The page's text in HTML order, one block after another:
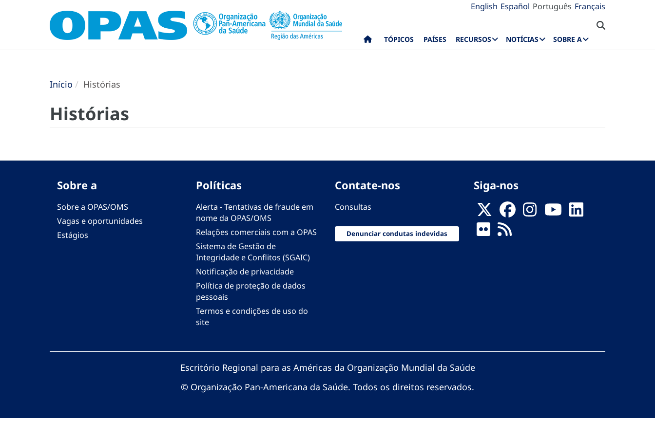
English Español Português Français
TÓPICOS PAÍSES RECURSOS NOTÍCIAS SOBRE A
Início Histórias
Histórias
Sobre a
Sobre a OPAS/OMS
Vagas e oportunidades
Estágios
Políticas
Alerta - Tentativas de fraude em
nome da OPAS/OMS
Relações comerciais com a OPAS
Sistema de Gestão de
Integridade e Conflitos (SGAIC)
Notificação de privacidade
Política de proteção de dados
pessoais
Termos e condições de uso do
site
Contate-nos
Consultas
Denunciar condutas indevidas
Siga-nos
Escritório Regional para as Américas da Organização Mundial da Saúde
© Organização Pan-Americana da Saúde. Todos os direitos reservados.